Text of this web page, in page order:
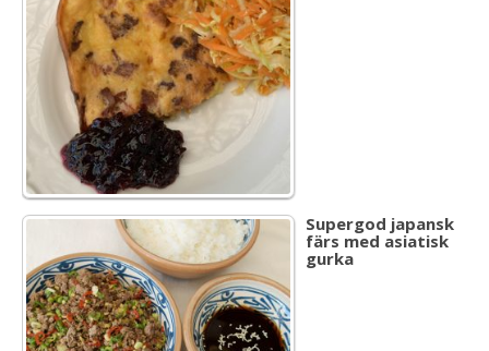
Supergod japansk
färs med asiatisk
gurka